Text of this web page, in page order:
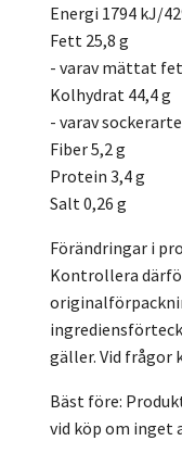
Energi 1794 kJ/
Fett 25,8 g
- varav mättat
Kolhydrat 44,4 g
- varav
Fiber 5,2 g
Protein 3,4 g
Salt 0,26 g
Förändringar i
Kontrollera
gäller. Vid frågor
Bäst före:
vid köp om inget